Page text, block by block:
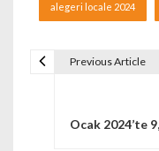
alegeri locale 2024
Previous Article
Ocak 2024’te